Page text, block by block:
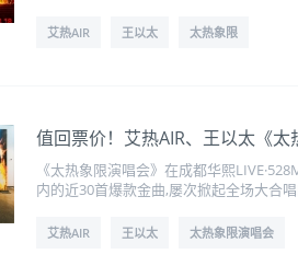
艾热AIR 王以太 太热象限
值回票价！艾热AIR、王以太《
《太热象限演唱会》在成都华熙
内的近30首爆款金曲,屡次掀起全场大合唱
艾热AIR 王以太 太热象限演唱会